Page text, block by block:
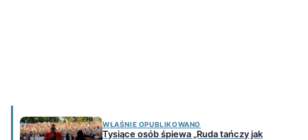
WŁAŚNIE OPUBLIKOWANO
Tysiące osób śpiewa „Ruda tańczy jak